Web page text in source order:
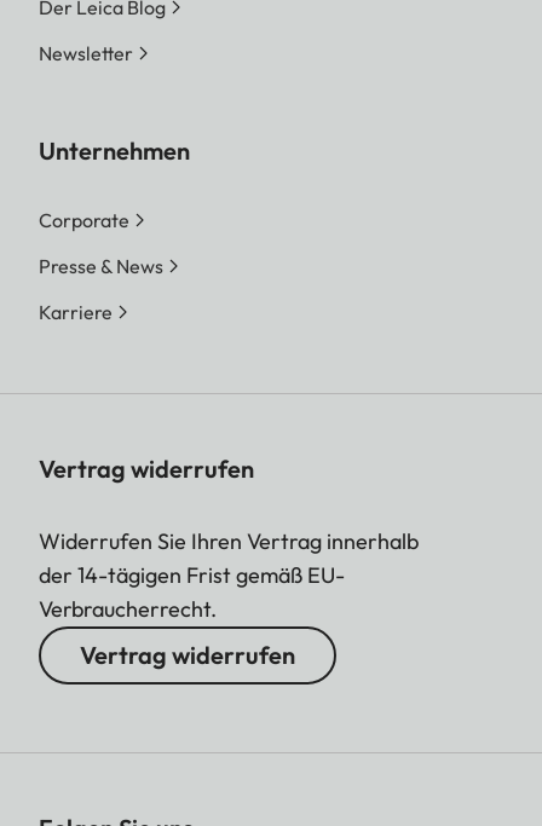
Der Leica Blog
Newsletter
Unternehmen
Corporate
Presse & News
Karriere
Vertrag widerrufen
Widerrufen Sie Ihren Vertrag innerhalb
der 14-tägigen Frist gemäß EU-
Verbraucherrecht.
Vertrag widerrufen